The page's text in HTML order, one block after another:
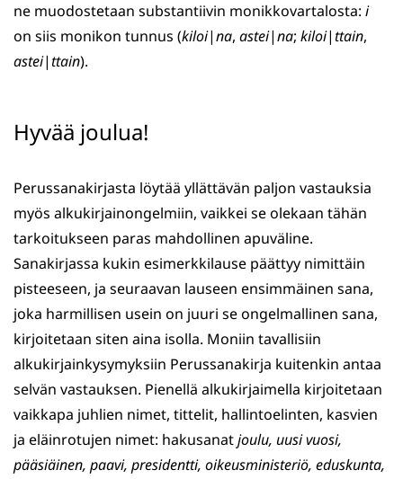
ne muodostetaan substantiivin monikkovartalosta: i
on siis monikon tunnus (kiloi|na, astei|na; kiloi|ttain,
astei|ttain).
Hyvää joulua!
Perussanakirjasta löytää yllättävän paljon vastauksia
myös alkukirjainongelmiin, vaikkei se olekaan tähän
tarkoitukseen paras mahdollinen apuväline.
Sanakirjassa kukin esimerkkilause päättyy nimittäin
pisteeseen, ja seuraavan lauseen ensimmäinen sana,
joka harmillisen usein on juuri se ongelmallinen sana,
kirjoitetaan siten aina isolla. Moniin tavallisiin
alkukirjainkysymyksiin Perussanakirja kuitenkin antaa
selvän vastauksen. Pienellä alkukirjaimella kirjoitetaan
vaikkapa juhlien nimet, tittelit, hallintoelinten, kasvien
ja eläinrotujen nimet: hakusanatjoulu, uusi vuosi,
pääsiäinen, paavi, presidentti, oikeusministeriö, eduskunta,